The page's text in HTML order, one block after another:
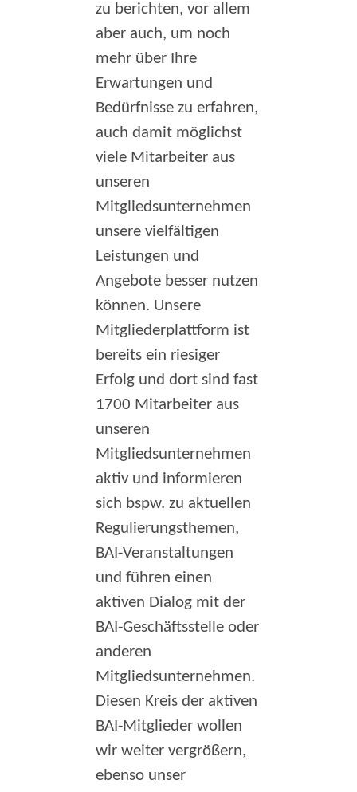
zu berichten, vor allem
aber auch, um noch
mehr über Ihre
Erwartungen und
Bedürfnisse zu erfahren,
auch damit möglichst
viele Mitarbeiter aus
unseren
Mitgliedsunternehmen
unsere vielfältigen
Leistungen und
Angebote besser nutzen
können. Unsere
Mitgliederplattform ist
bereits ein riesiger
Erfolg und dort sind fast
1700 Mitarbeiter aus
unseren
Mitgliedsunternehmen
aktiv und informieren
sich bspw. zu aktuellen
Regulierungsthemen,
BAI-Veranstaltungen
und führen einen
aktiven Dialog mit der
BAI-Geschäftsstelle oder
anderen
Mitgliedsunternehmen.
Diesen Kreis der aktiven
BAI-Mitglieder wollen
wir weiter vergrößern,
ebenso unser